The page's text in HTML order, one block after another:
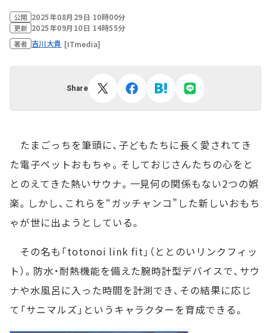
公開 2025年08月29日 10時00分
更新 2025年09月10日 14時55分
著者 吉川大貴 [ITmedia]
Share
たまごっちを筆頭に、子どもたちに長く愛されてき
た電子ペットおもちゃ。そしておじさんたちの心をと
とのえてきた熱いサウナ。一見何の関係もない2つの娯
楽。しかし、これらを“ガッチャンコ”した新しいおもち
ゃが世に出ようとしている。
その名も「totonoi link fit」（ととのいリンクフィッ
ト）。防水・耐熱機能を備えた腕時計型デバイスで、サウ
ナや水風呂に入った時間を計測でき、その結果に応じ
て「サニマルズ」というキャラクターを育成できる。